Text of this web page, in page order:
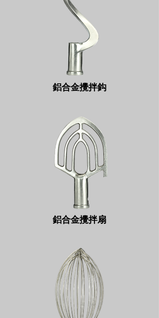
鋁合金攪拌鈎
鋁合金攪拌扇